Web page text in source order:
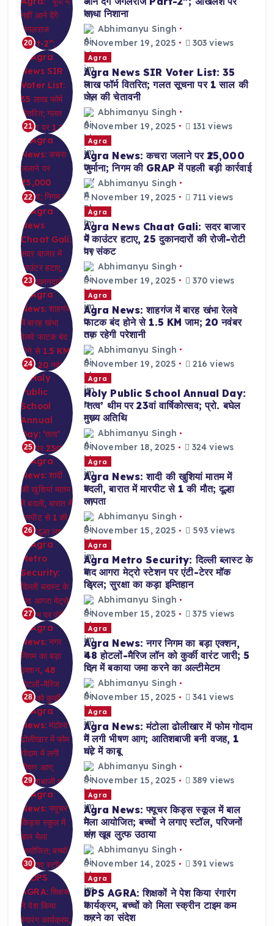
20
साधा निशाना
Abhimanyu Singh
November 19, 2025
303 views
21
Agra
Agra News SIR Voter List: 35
लाख फॉर्म वितरित; गलत सूचना पर 1 साल की
जेल की चेतावनी
Abhimanyu Singh
November 19, 2025
131 views
22
Agra
Agra News: कचरा जलाने पर ₹25,000
जुर्माना; निगम की GRAP में पहली बड़ी कार्रवाई
Abhimanyu Singh
November 19, 2025
711 views
23
Agra
Agra News Chaat Gali: सदर बाजार
में काउंटर हटाए, 25 दुकानदारों की रोजी-रोटी
पर संकट
Abhimanyu Singh
November 19, 2025
370 views
24
Agra
Agra News: शाहगंज में बारह खंभा रेलवे
फाटक बंद होने से 1.5 KM जाम; 20 नवंबर
तक रहेगी परेशानी
Abhimanyu Singh
November 19, 2025
216 views
25
Agra
Holy Public School Annual Day:
‘तत्व’ थीम पर 23वां वार्षिकोत्सव; प्रो. बघेल
मुख्य अतिथि
Abhimanyu Singh
November 18, 2025
324 views
26
Agra
Agra News: शादी की खुशियां मातम में
बदली, बारात में मारपीट से 1 की मौत; दूल्हा
लापता
Abhimanyu Singh
November 15, 2025
593 views
27
Agra
Agra Metro Security: दिल्ली ब्लास्ट के
बाद आगरा मेट्रो स्टेशन पर एंटी-टेरर मॉक
ड्रिल; सुरक्षा का कड़ा इम्तिहान
Abhimanyu Singh
November 15, 2025
375 views
28
Agra
Agra News: नगर निगम का बड़ा एक्शन,
48 होटलों-मैरिज लॉन को कुर्की वारंट जारी; 5
दिन में बकाया जमा करने का अल्टीमेटम
Abhimanyu Singh
November 15, 2025
341 views
29
Agra
Agra News: मंटोला ढोलीखार में फोम गोदाम
में लगी भीषण आग; आतिशबाजी बनी वजह, 1
घंटे में काबू
Abhimanyu Singh
November 15, 2025
389 views
30
Agra
Agra News: फ्यूचर किड्स स्कूल में बाल
मेला आयोजित; बच्चों ने लगाए स्टॉल, परिजनों
संग खूब लुत्फ उठाया
Abhimanyu Singh
November 14, 2025
391 views
Agra
DPS AGRA: शिक्षकों ने पेश किया रंगारंग
कार्यक्रम, बच्चों को मिला स्क्रीन टाइम कम
करने का संदेश